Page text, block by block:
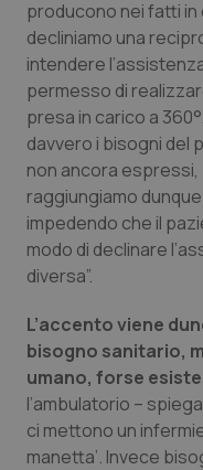
producono nei fatti
decliniamo una
intendere
permesso di
presa in carico a
davvero i bisogni del
non ancora
raggiungiamo
impedendo che il
modo di declinare
diversa”.
L’accento viene
bisogno sanitario,
umano, forse
l’ambulatorio –
ci mettono un
manetta’. Invece
I cookie
sito web
navigazione sulle
protette del sito.
funzionare
Nome